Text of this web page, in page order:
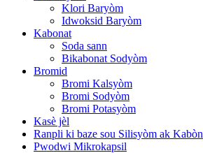
Klori Baryòm
Idwoksid Baryòm
Kabonat
Soda sann
Bikabonat Sodyòm
Bromid
Bromi Kalsyòm
Bromi Sodyòm
Bromi Potasyòm
Kasè jèl
Ranpli ki baze sou Silisyòm ak Kabòn
Pwodwi Mikrokapsil